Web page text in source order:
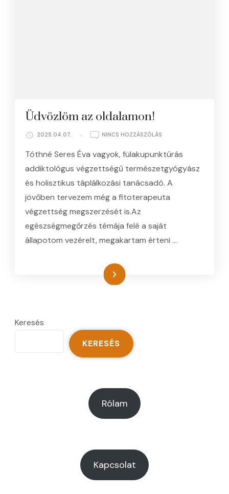
Üdvözlöm az oldalamon!
2025.04.07. NINCS HOZZÁSZÓLÁS
AZ
BEJEGYZÉSHEZ
Tóthné Seres Éva vagyok, fülakupunktúrás
addiktológus végzettségű természetgyógyász
és holisztikus táplálkozási tanácsadó. A
jövőben tervezem még a fitoterapeuta
végzettség megszerzését is.Az
egészségmegőrzés témája felé a saját
állapotom vezérelt, megakartam érteni …
Tovább
Keresés
KERESÉS
Rólam
Kapcsolat